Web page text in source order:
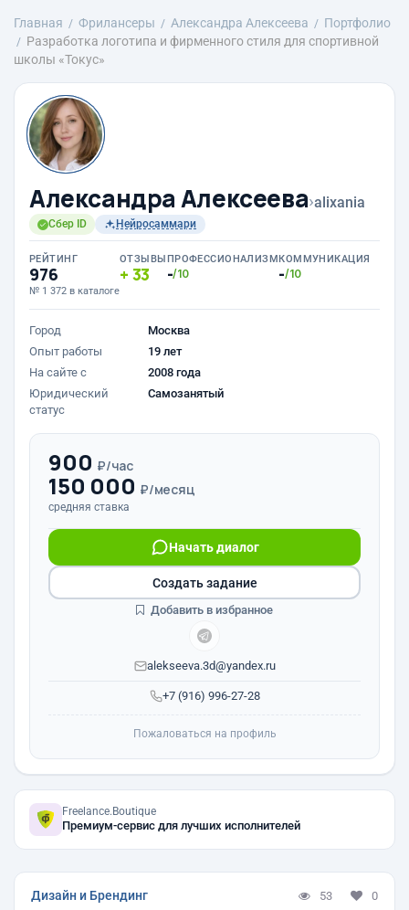
Главная Фрилансеры Александра Алексеева
Портфолио
Разработка логотипа и фирменного стиля для спортивной
школы «Токус»
Александра Алексеева›alixania
Сбер ID Нейросаммари
РЕЙТИНГ
976
№ 1 372 в каталоге
ОТЗЫВЫ
33
ПРОФЕССИОНАЛИЗМ
-/10
КОММУНИКАЦИЯ
-/10
Город
Москва
Опыт работы
19 лет
На сайте с
2008 года
Юридический
статус
Самозанятый
900 ₽/час
150 000 ₽/месяц
средняя ставка
+7 (916) 996-27-28
Начать диалог
alekseeva.3d@yandex.ru
Создать задание
Добавить в избранное
Пожаловаться на профиль
Freelance.Boutique
Премиум-сервис для лучших исполнителей
Дизайн и Брендинг 53 0